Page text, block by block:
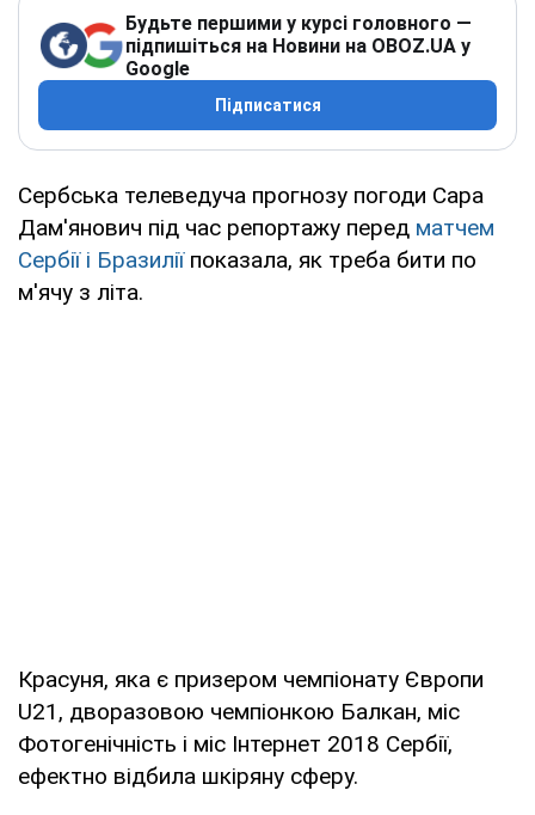
Будьте першими у курсі головного —
підпишіться на Новини на OBOZ.UA у
Google
Підписатися
Сербська телеведуча прогнозу погоди Сара
Дам'янович під час репортажу перед матчем
Сербії і Бразиліїпоказала, як треба бити по
м'ячу з літа.
Красуня, яка є призером чемпіонату Європи
U21, дворазовою чемпіонкою Балкан, міс
Фотогенічність і міс Інтернет 2018 Сербії,
ефектно відбила шкіряну сферу.